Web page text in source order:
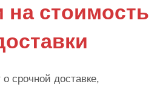
на стоимость
о срочной доставке,